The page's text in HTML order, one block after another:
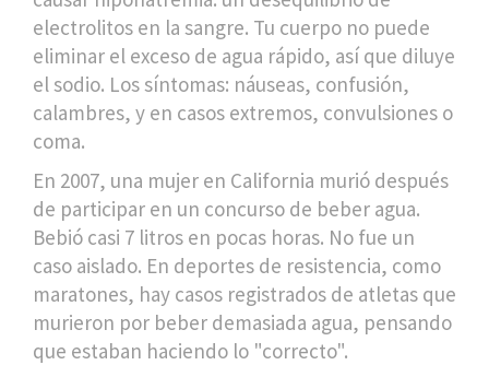
electrolitos en la sangre. Tu cuerpo no puede
eliminar el exceso de agua rápido, así que diluye
el sodio. Los síntomas: náuseas, confusión,
calambres, y en casos extremos, convulsiones o
coma.
En 2007, una mujer en California murió después
de participar en un concurso de beber agua.
Bebió casi 7 litros en pocas horas. No fue un
caso aislado. En deportes de resistencia, como
maratones, hay casos registrados de atletas que
murieron por beber demasiada agua, pensando
que estaban haciendo lo "correcto".